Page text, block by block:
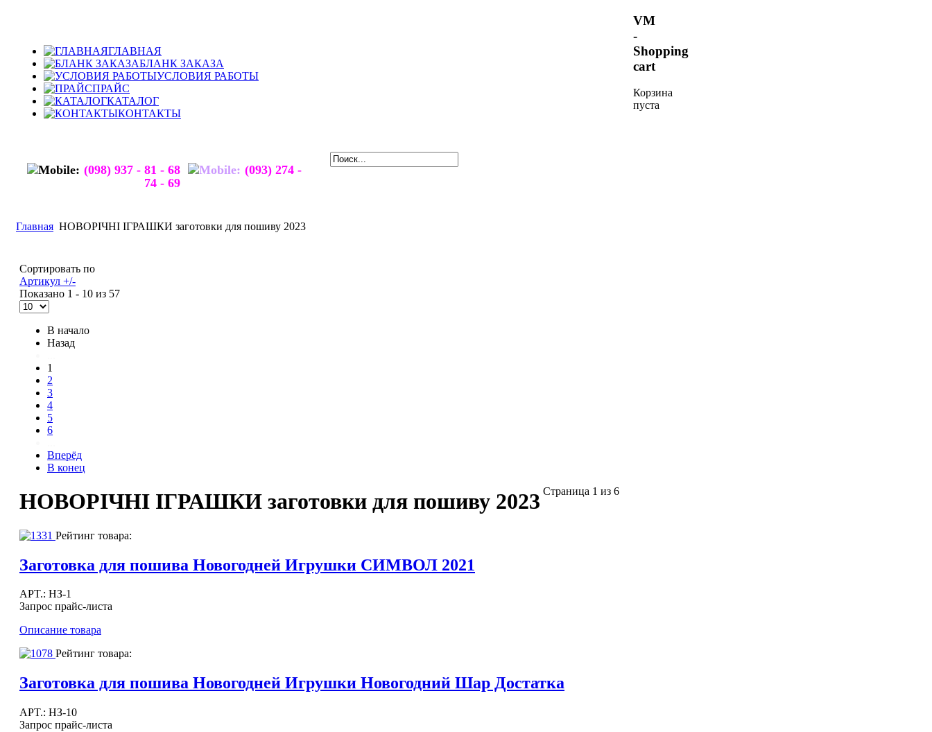
ГЛАВНАЯ
БЛАНК ЗАКАЗА
УСЛОВИЯ РАБОТЫ
ПРАЙС
КАТАЛОГ
КОНТАКТЫ
(098) 937 - 81 - 68
(093) 274 -
74 - 69
Главная НОВОРІЧНІ ІГРАШКИ заготовки для пошиву 2023
Сортировать по
Артикул +/-
Показано 1 - 10 из 57
В начало
Назад
1
2
3
4
5
6
Вперёд
В конец
Страница 1 из 6
НОВОРІЧНІ ІГРАШКИ заготовки для пошиву 2023
Рейтинг товара:
Заготовка для пошива Новогодней Игрушки СИМВОЛ 2021
APT.: НЗ-1
Запрос прайс-листа
Описание товара
Рейтинг товара:
Заготовка для пошива Новогодней Игрушки Новогодний Шар Достатка
APT.: НЗ-10
Запрос прайс-листа
VM
-
Shopping
cart
Корзина
пуста